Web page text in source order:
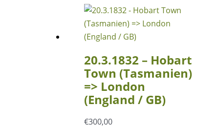
20.3.1832 – Hobart
Town (Tasmanien)
=> London
(England / GB)
€300,00